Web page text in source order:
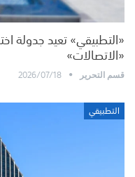
«التطبيقي» تعيد جدولة
«الاتصالات»
قسم التحرير
2026/07/18
التطبيقي